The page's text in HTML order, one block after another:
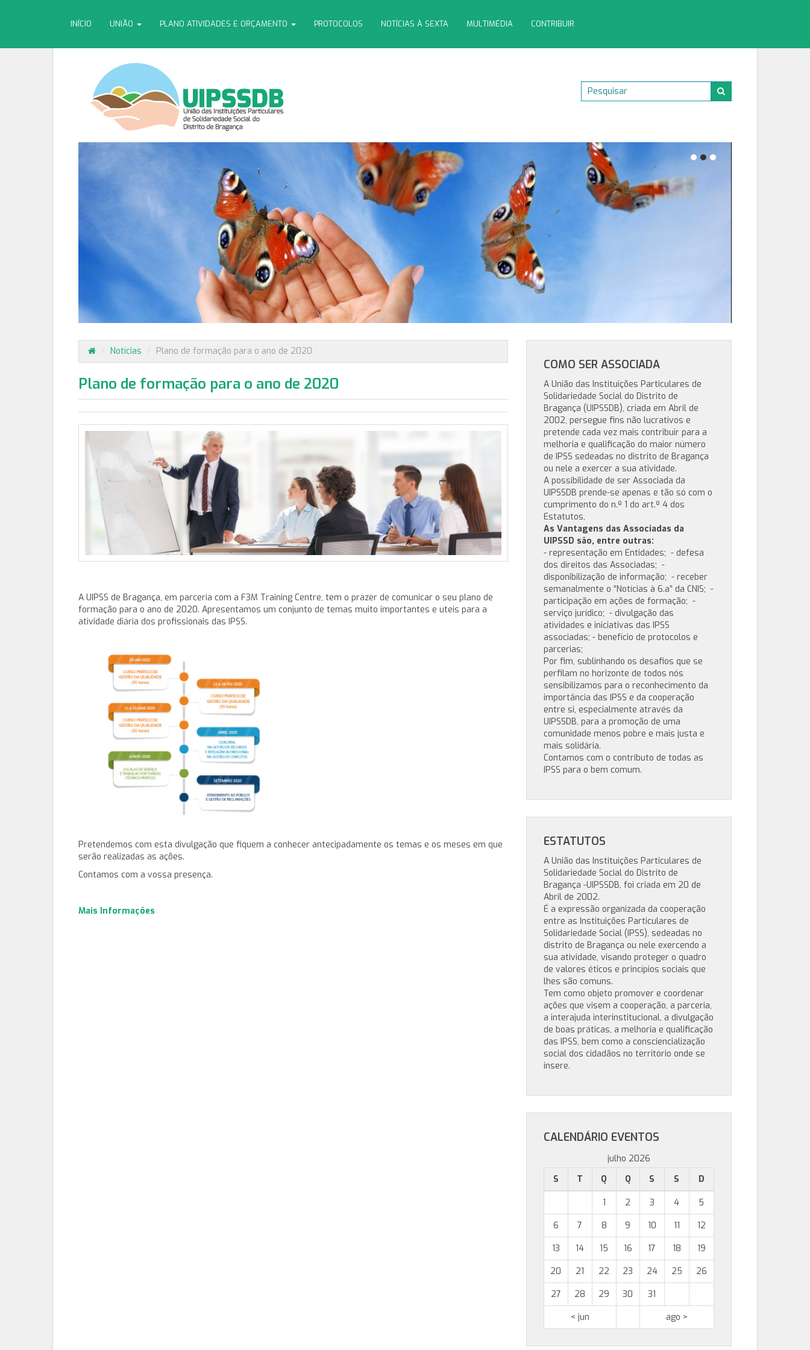
INÍCIO UNIÃO PLANO ATIVIDADES E ORÇAMENTO PROTOCOLOS NOTÍCIAS À SEXTA MULTIMÉDIA CONTRIBUIR
Notícias Plano de formação para o ano de 2020
Plano de formação para o ano de 2020
A UIPSS de Bragança, em parceria com a F3M Training Centre, tem o prazer de comunicar o seu plano de
formação para o ano de 2020. Apresentamos um conjunto de temas muito importantes e uteis para a
atividade diária dos profissionais das IPSS.
Pretendemos com esta divulgação que fiquem a conhecer antecipadamente os temas e os meses em que
serão realizadas as ações.
Contamos com a vossa presença.
Mais Informações
COMO SER ASSOCIADA
A União das Instituições Particulares de
Solidariedade Social do Distrito de
Bragança (UIPSSDB), criada em Abril de
2002, persegue fins não lucrativos e
pretende cada vez mais contribuir para a
melhoria e qualificação do maior número
de IPSS sedeadas no distrito de Bragança
ou nele a exercer a sua atividade.
A possibilidade de ser Associada da
UIPSSDB prende-se apenas e tão só com o
cumprimento do n.º 1 do art.º 4 dos
Estatutos,
As Vantagens das Associadas da
UIPSSD são, entre outras:
- representação em Entidades; - defesa
dos direitos das Associadas; -
disponibilização de informação; - receber
semanalmente o “Notícias à 6.a” da CNIS; -
participação em ações de formação; -
serviço jurídico; - divulgação das
atividades e iniciativas das IPSS
associadas; - benefício de protocolos e
parcerias;
Por fim, sublinhando os desafios que se
perfilam no horizonte de todos nós
sensibilizamos para o reconhecimento da
importância das IPSS e da cooperação
entre si, especialmente através da
UIPSSDB, para a promoção de uma
comunidade menos pobre e mais justa e
mais solidária.
Contamos com o contributo de todas as
IPSS para o bem comum.
ESTATUTOS
A União das Instituições Particulares de
Solidariedade Social do Distrito de
Bragança -UIPSSDB, foi criada em 20 de
Abril de 2002.
É a expressão organizada da cooperação
entre as Instituições Particulares de
Solidariedade Social (IPSS), sedeadas no
distrito de Bragança ou nele exercendo a
sua atividade, visando proteger o quadro
de valores éticos e princípios sociais que
lhes são comuns.
Tem como objeto promover e coordenar
ações que visem a cooperação, a parceria,
a interajuda interinstitucional, a divulgação
de boas práticas, a melhoria e qualificação
das IPSS, bem como a consciencialização
social dos cidadãos no território onde se
insere.
CALENDÁRIO EVENTOS
julho 2026
S
T Q Q S S D
1 2 3 4
5
6
7 8 9 10 11
12
13
14 15 16 17 18
19
20
21 22 23 24 25
26
27
28 29 30
31
< jun
ago >